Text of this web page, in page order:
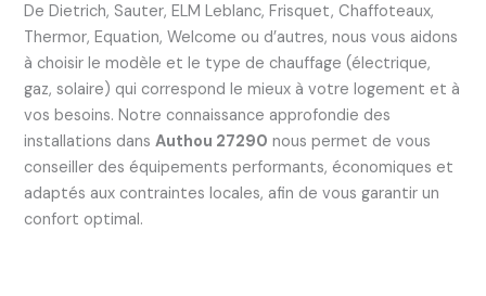
De Dietrich, Sauter, ELM Leblanc, Frisquet, Chaffoteaux,
Thermor, Equation, Welcome ou d’autres, nous vous aidons
à choisir le modèle et le type de chauffage (électrique,
gaz, solaire) qui correspond le mieux à votre logement et à
vos besoins. Notre connaissance approfondie des
installations dans Authou 27290 nous permet de vous
conseiller des équipements performants, économiques et
adaptés aux contraintes locales, afin de vous garantir un
confort optimal.